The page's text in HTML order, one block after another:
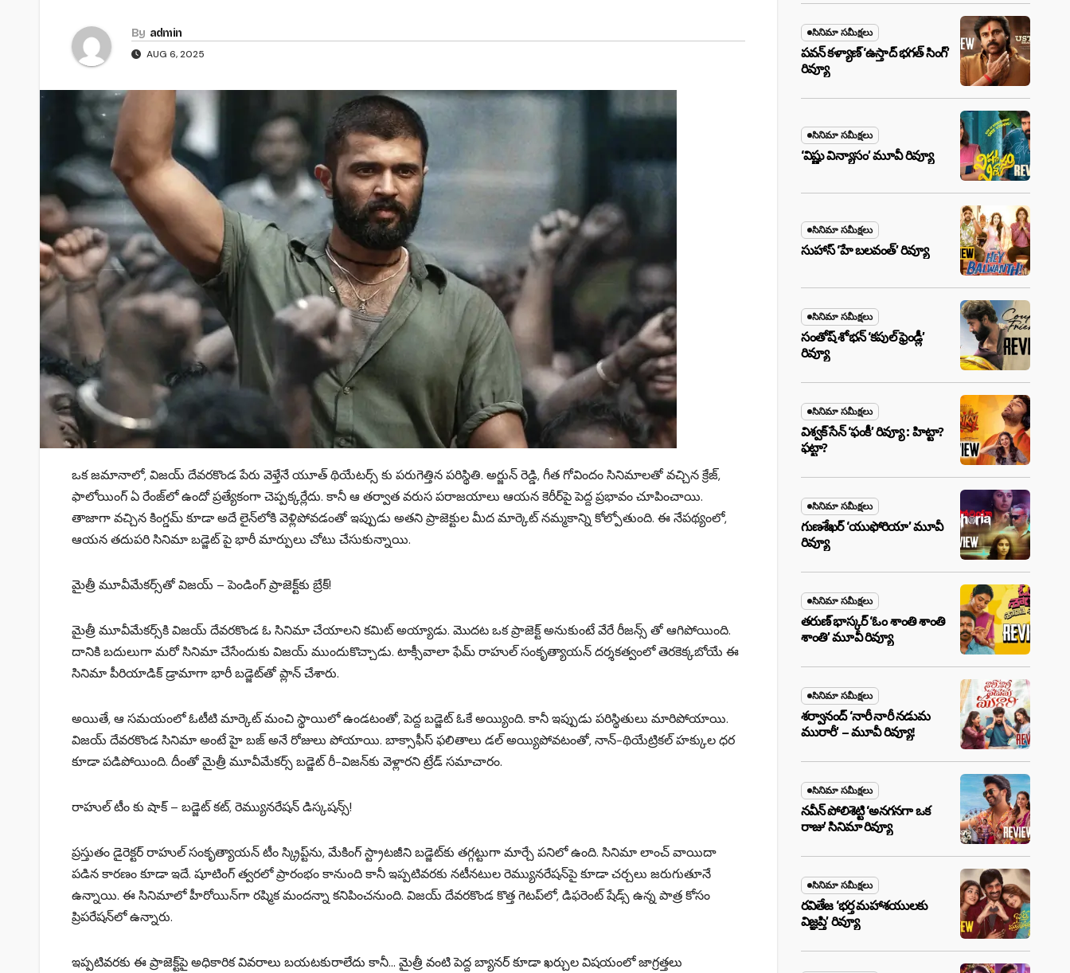
By admin
AUG 6, 2025
ఒక జమానాలో, విజయ్ దేవరకొండ పేరు వెళ్తేనే యూత్ థియేటర్స్ కు పరుగెత్తిన పరిస్థితి. అర్జున్ రెడ్డి, గీత గోవిందం సినిమాలతో వచ్చిన క్రేజ్,
ఫాలోయింగ్ ఏ రేంజ్‌లో ఉందో ప్రత్యేకంగా చెప్పక్కర్లేదు. కానీ ఆ తర్వాత వరుస పరాజయాలు ఆయన కెరీర్‌పై పెద్ద ప్రభావం చూపించాయి.
తాజాగా వచ్చిన కింగ్డమ్ కూడా అదే లైన్‌లోకి వెళ్లిపోవడంతో ఇప్పుడు అతని ప్రాజెక్టుల మీద మార్కెట్ నమ్మకాన్ని కోల్పోతుంది. ఈ నేపథ్యంలో,
ఆయన తదుపరి సినిమా బడ్జెట్ పై భారీ మార్పులు చోటు చేసుకున్నాయి.
మైత్రీ మూవీమేకర్స్‌తో విజయ్ – పెండింగ్ ప్రాజెక్ట్‌కు బ్రేక్!
మైత్రీ మూవీమేకర్స్‌కి విజయ్ దేవరకొండ ఓ సినిమా చేయాలని కమిట్ అయ్యాడు. మొదట ఒక ప్రాజెక్ట్ అనుకుంటే వేరే రీజన్స్ తో ఆగిపోయింది.
దానికి బదులుగా మరో సినిమా చేసేందుకు విజయ్ ముందుకొచ్చాడు. టాక్సీవాలా ఫేమ్ రాహుల్ సంకృత్యాయన్ దర్శకత్వంలో తెరకెక్కబోయే ఈ
సినిమా పీరియాడిక్ డ్రామాగా భారీ బడ్జెట్‌తో ప్లాన్ చేశారు.
అయితే, ఆ సమయంలో ఓటీటి మార్కెట్ మంచి స్థాయిలో ఉండటంతో, పెద్ద బడ్జెట్ ఓకే అయ్యింది. కానీ ఇప్పుడు పరిస్థితులు మారిపోయాయి.
విజయ్ దేవరకొండ సినిమా అంటే హై బజ్ అనే రోజులు పోయాయి. బాక్సాఫీస్ ఫలితాలు డల్ అయ్యిపోవటంతో, నాన్-థియేట్రికల్ హక్కుల ధర
కూడా పడిపోయింది. దీంతో మైత్రీ మూవీమేకర్స్ బడ్జెట్ రీ-విజన్‌కు వెళ్లారని ట్రేడ్ సమాచారం.
రాహుల్ టీం కు షాక్ – బడ్జెట్ కట్, రెమ్యునరేషన్ డిస్కషన్స్!
ప్రస్తుతం డైరెక్టర్ రాహుల్ సంకృత్యాయన్‌ టీం స్క్రిప్ట్‌ను, మేకింగ్ స్ట్రాటజీని బడ్జెట్‌కు తగ్గట్టుగా మార్చే పనిలో ఉంది. సినిమా లాంచ్ వాయిదా
పడిన కారణం కూడా ఇదే. షూటింగ్ త్వరలో ప్రారంభం కానుంది కానీ ఇప్పటివరకు నటీనటుల రెమ్యునరేషన్‌పై కూడా చర్చలు జరుగుతూనే
ఉన్నాయి. ఈ సినిమాలో హీరోయిన్‌గా రష్మిక మందన్నా కనిపించనుంది. విజయ్ దేవరకొండ కొత్త గెటప్‌లో, డిఫరెంట్ షేడ్స్ ఉన్న పాత్ర కోసం
ప్రిపరేషన్‌లో ఉన్నారు.
ఇప్పటివరకు ఈ ప్రాజెక్ట్‌పై అధికారిక వివరాలు బయటకురాలేదు కానీ… మైత్రీ వంటి పెద్ద బ్యానర్ కూడా ఖర్చుల విషయంలో జాగ్రత్తలు
సినిమా సమీక్షలు
పవన్ కళ్యాణ్ ‘ఉస్తాద్ భ‌గ‌త్ సింగ్’
రివ్యూ
సినిమా సమీక్షలు
‘విష్ణు విన్యాసం’ మూవీ రివ్యూ
సినిమా సమీక్షలు
సుహాస్ ‘హే బలవంత్’ రివ్యూ
సినిమా సమీక్షలు
సంతోష్ శోభన్ ‘కపుల్ ఫ్రెండ్లీ’
రివ్యూ
సినిమా సమీక్షలు
విశ్వక్ సేన్ ‘ఫంకీ’ రివ్యూ : హిట్టా?
ఫట్టా?
సినిమా సమీక్షలు
గుణశేఖర్ ‘యుఫోరియా’ మూవీ
రివ్యూ
సినిమా సమీక్షలు
తరుణ్ భాస్కర్ ‘ఓం శాంతి శాంతి
శాంతి’ మూవీ రివ్యూ
సినిమా సమీక్షలు
శర్వానంద్ ‘నారీ నారీ నడుమ
మురారీ’ – మూవీ రివ్యూ!
సినిమా సమీక్షలు
నవీన్ పోలిశెట్టి ‘అనగనగా ఒక
రాజు’ సినిమా రివ్యూ
సినిమా సమీక్షలు
రవితేజ ‘భర్త మహాశయులకు
విజ్ఞప్తి’ రివ్యూ